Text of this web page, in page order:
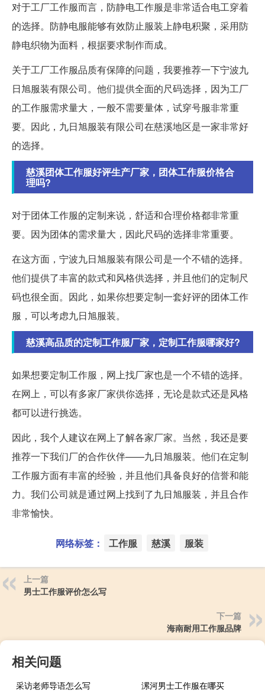
对于工厂工作服而言，防静电工作服是非常适合电工穿着
的选择。防静电服能够有效防止服装上静电积聚，采用防
静电织物为面料，根据要求制作而成。
关于工厂工作服品质有保障的问题，我要推荐一下宁波九
日旭服装有限公司。他们提供全面的尺码选择，因为工厂
的工作服需求量大，一般不需要量体，试穿号服非常重
要。因此，九日旭服装有限公司在慈溪地区是一家非常好
的选择。
慈溪团体工作服好评生产厂家，团体工作服价格合
理吗?
对于团体工作服的定制来说，舒适和合理价格都非常重
要。因为团体的需求量大，因此尺码的选择非常重要。
在这方面，宁波九日旭服装有限公司是一个不错的选择。
他们提供了丰富的款式和风格供选择，并且他们的定制尺
码也很全面。因此，如果你想要定制一套好评的团体工作
服，可以考虑九日旭服装。
慈溪高品质的定制工作服厂家，定制工作服哪家好?
如果想要定制工作服，网上找厂家也是一个不错的选择。
在网上，可以有多家厂家供你选择，无论是款式还是风格
都可以进行挑选。
因此，我个人建议在网上了解各家厂家。当然，我还是要
推荐一下我们厂的合作伙伴——九日旭服装。他们在定制
工作服方面有丰富的经验，并且他们具备良好的信誉和能
力。我们公司就是通过网上找到了九日旭服装，并且合作
非常愉快。
网络标签： 工作服 慈溪 服装
上一篇
男士工作服评价怎么写
下一篇
海南耐用工作服品牌
相关问题
采访老师导语怎么写
漯河男士工作服在哪买